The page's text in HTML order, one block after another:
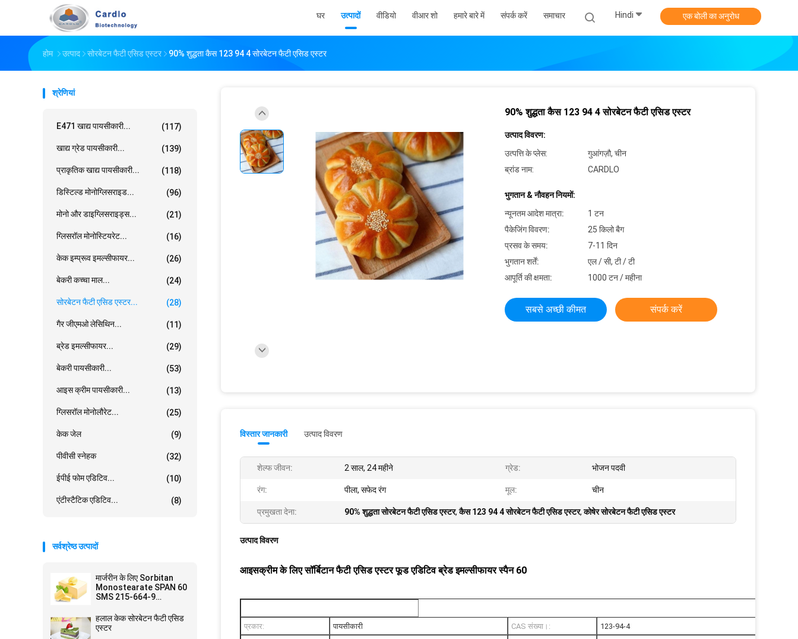
घर उत्पादों वीडियो वीआर शो हमारे बारे में संपर्क करें समाचार Hindi एक बोली का अनुरोध
होम उत्पाद सोरबेटन फैटी एसिड एस्टर 90% शुद्धता कैस 123 94 4 सोरबेटन फैटी एसिड एस्टर
श्रेणियां
E471 खाद्य पायसीकारी... (117)
खाद्य ग्रेड पायसीकारी... (139)
प्राकृतिक खाद्य पायसीकारी... (118)
डिस्टिल्ड मोनोग्लिसराइड... (96)
मोनो और डाइग्लिसराइड्स... (21)
ग्लिसरॉल मोनोस्टियरेट... (16)
केक इम्प्रूव इमल्सीफायर... (26)
बेकरी कच्चा माल... (24)
सोरबेटन फैटी एसिड एस्टर... (28)
गैर जीएमओ लेसिथिन... (11)
ब्रेड इमल्सीफायर... (29)
बेकरी पायसीकारी... (53)
आइस क्रीम पायसीकारी... (13)
ग्लिसरॉल मोनोलौरेट... (25)
केक जेल (9)
पीवीसी स्नेहक (32)
ईपीई फोम एडिटिव... (10)
एंटीस्टैटिक एडिटिव... (8)
सर्वश्रेष्ठ उत्पादों
मार्जरीन के लिए Sorbitan
Monostearate SPAN 60
SMS 215-664-9
हलाल केक सोरबेटन फैटी एसिड
एस्टर
90% शुद्धता कैस 123 94 4 सोरबेटन फैटी एसिड एस्टर
उत्पाद विवरण:
उत्पत्ति के प्लेस:
गुआंगज़ौ, चीन
ब्रांड नाम:
CARDLO
भुगतान & नौवहन नियमों:
न्यूनतम आदेश मात्रा:
1 टन
पैकेजिंग विवरण:
25 किलो बैग
प्रसव के समय:
7-11 दिन
भुगतान शर्तें:
एल / सी, टी / टी
आपूर्ति की क्षमता:
1000 टन / महीना
सबसे अच्छी कीमत संपर्क करें
विस्तार जानकारी उत्पाद विवरण
शेल्फ जीवन: 2 साल, 24 महीने ग्रेड: भोजन पदवी
रंग: पीला, सफेद रंग मूल: चीन
प्रमुखता देना: 90% शुद्धता सोरबेटन फैटी एसिड एस्टर,कैस 123 94 4 सोरबेटन फैटी एसिड एस्टर,कोषेर सोरबेटन फैटी एसिड एस्टर
उत्पाद विवरण
आइसक्रीम के लिए सॉर्बिटान फैटी एसिड एस्टर फूड एडिटिव ब्रेड इमल्सीफायर स्पैन 60
टैग:
प्रकार: पायसीकारी CAS संख्या।:
123-94-4